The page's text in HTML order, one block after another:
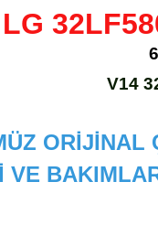
LG
V14
VE